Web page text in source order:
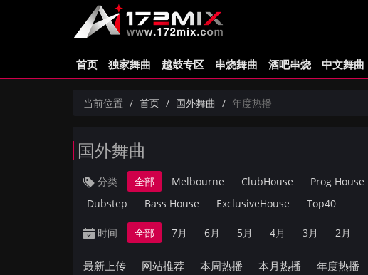
首页 独家舞曲 越鼓专区 串烧舞曲 酒吧串烧 中文舞曲
当前位置 首页 国外舞曲 年度热播
国外舞曲
分类 全部 Melbourne ClubHouse Prog House
Dubstep
Bass House ExclusiveHouse Top40
时间 全部 7月 6月 5月 4月 3月 2月
最新上传 网站推荐 本周热播 本月热播 年度热播